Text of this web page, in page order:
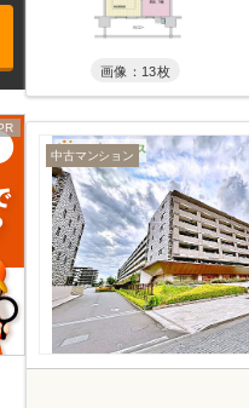
画像：13枚
中古マンション